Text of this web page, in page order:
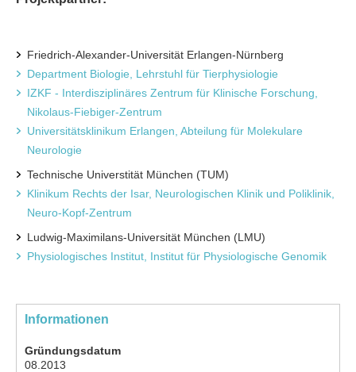
Friedrich-Alexander-Universität Erlangen-Nürnberg
Department Biologie, Lehrstuhl für Tierphysiologie
IZKF - Interdisziplinäres Zentrum für Klinische Forschung,
Nikolaus-Fiebiger-Zentrum
Universitätsklinikum Erlangen, Abteilung für Molekulare
Neurologie
Technische Universtität München (TUM)
Klinikum Rechts der Isar, Neurologischen Klinik und Poliklinik,
Neuro-Kopf-Zentrum
Ludwig-Maximilans-Universität München (LMU)
Physiologisches Institut, Institut für Physiologische Genomik
Informationen
Gründungsdatum
08.2013